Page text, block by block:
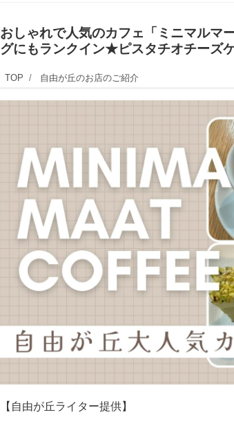
おしゃれで人気のカフェ「ミニマルマ
グにもランクイン★ピスタチオチーズ
TOP 自由が丘のお店のご紹介
【自由が丘ライター提供】